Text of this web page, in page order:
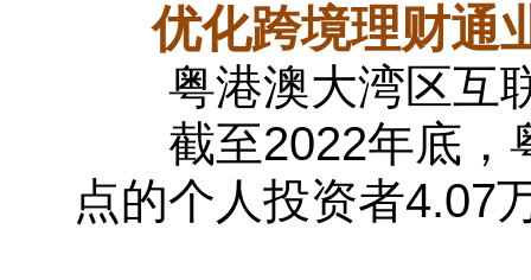
优化跨境理财通
粤港澳大湾区互联
截至2022年底，
点的个人投资者4.07